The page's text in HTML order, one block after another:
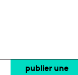
publier une